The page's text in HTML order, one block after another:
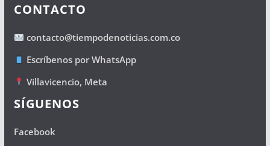
CONTACTO
contacto@tiempodenoticias.com.co
Escríbenos por WhatsApp
Villavicencio, Meta
SÍGUENOS
Facebook